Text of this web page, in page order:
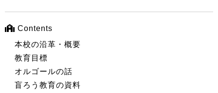
Contents
本校の沿革・概要
教育目標
オルゴールの話
盲ろう教育の資料